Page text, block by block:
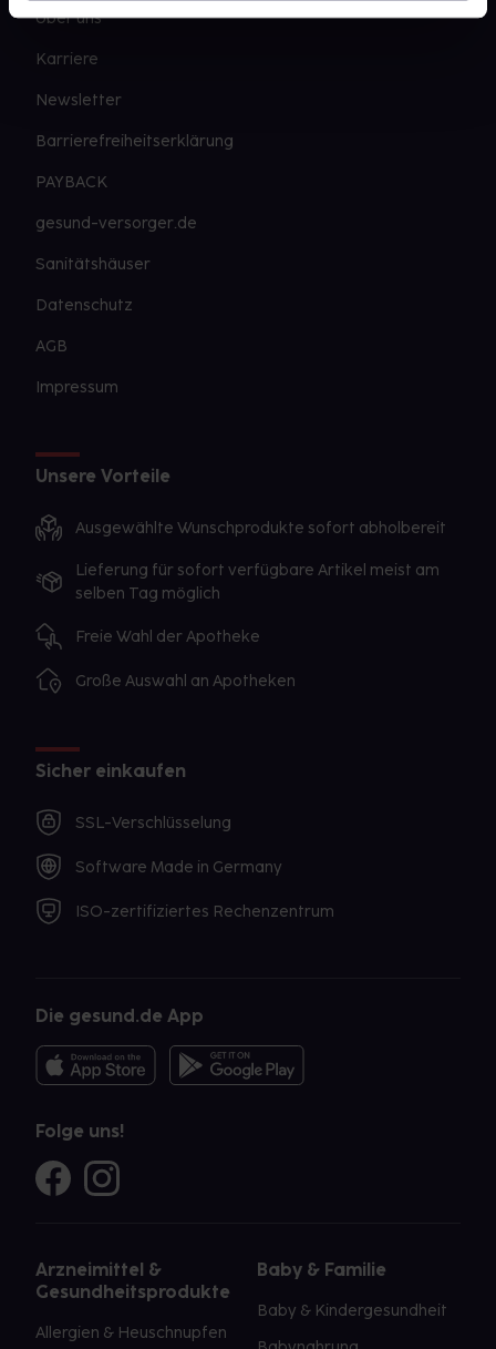
Über uns
Karriere
Newsletter
Barrierefreiheitserklärung
PAYBACK
gesund-versorger.de
Sanitätshäuser
Datenschutz
AGB
Impressum
Unsere Vorteile
Ausgewählte Wunschprodukte sofort abholbereit
Lieferung für sofort verfügbare Artikel meist am
selben Tag möglich
Freie Wahl der Apotheke
Große Auswahl an Apotheken
Sicher einkaufen
SSL-Verschlüsselung
Software Made in Germany
ISO-zertifiziertes Rechenzentrum
Die gesund.de App
Folge uns!
Arzneimittel &
Gesundheitsprodukte
Allergien & Heuschnupfen
Baby & Familie
Baby & Kindergesundheit